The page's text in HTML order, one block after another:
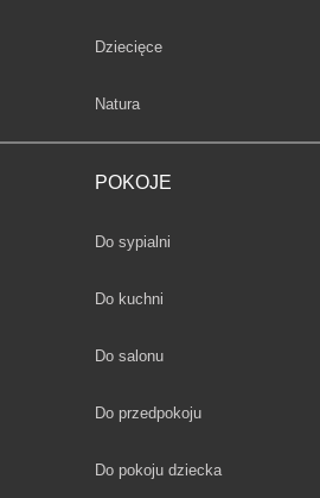
Fototapety
Dziecięce
Fototapety
Natura
POKOJE
Fototapety
Do sypialni
Fototapety
Do kuchni
Fototapety
Do salonu
Fototapety
Do przedpokoju
Fototapety
Do pokoju dziecka